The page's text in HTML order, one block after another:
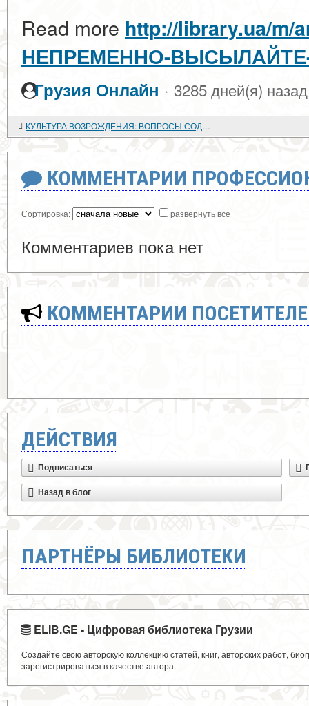
Read more http://library.ua/m/
НЕПРЕМЕННО-
Грузия Онлайн · 3285 дней(я) назад
КУЛЬТУРА ВОЗРОЖДЕНИЯ: ВОПРОСЫ СОДЕРЖАНИЯ, ЭВОЛЮЦИИ, ПЕРИОДИЗАЦИИ
КОММЕНТАРИИ
Сортировка: развернуть все
Комментариев пока нет
КОММЕНТАРИИ
ДЕЙСТВИЯ
Подписаться
Назад в блог
ПАРТНЁРЫ БИБЛИОТЕКИ
ELIB.GE - Цифровая библиотека Грузии
Создайте свою авторскую коллекцию статей, книг, авторских работ,
зарегистрироваться в качестве автора.